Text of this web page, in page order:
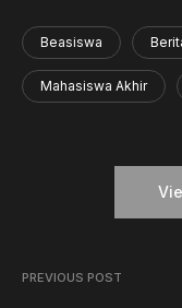
Beasiswa
Mahasiswa Akhir
PREVIOUS POST